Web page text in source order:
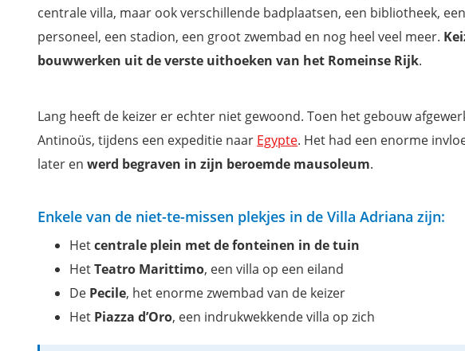
centrale villa, maar ook verschillende badplaatsen, een bibliotheek,
personeel, een stadion, een groot zwembad en nog heel veel meer.
bouwwerken uit de verste uithoeken van het Romeinse Rijk.
Lang heeft de keizer er echter niet gewoond. Toen het gebouw
Antinoüs, tijdens een expeditie naar Egypte. Het had een enorme
later en werd begraven in zijn beroemde mausoleum.
Enkele van de niet-te-missen plekjes in de Villa Adriana zijn:
Hetcentrale plein met de fonteinen in de tuin
HetTeatro Marittimo, een villa op een eiland
De Pecile, het enorme zwembad van de keizer
Het Piazza d’Oro, een indrukwekkende villa op zich